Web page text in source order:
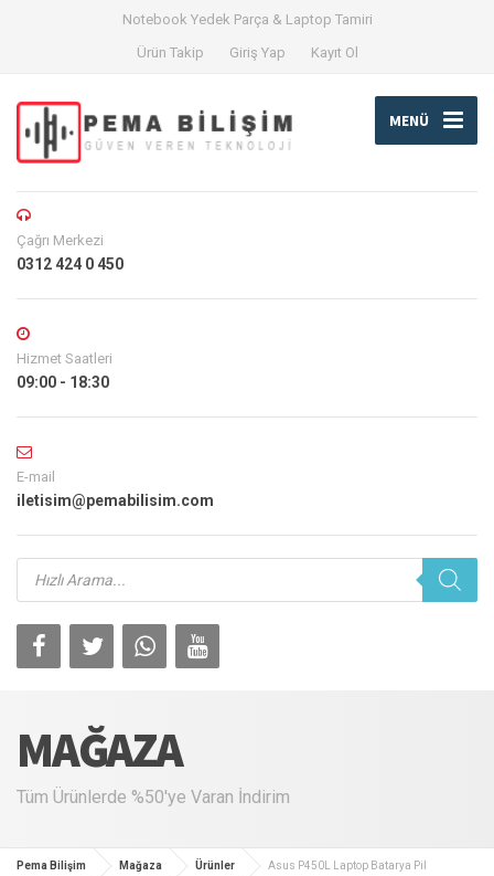
Notebook Yedek Parça & Laptop Tamiri
Ürün Takip
Giriş Yap Kayıt Ol
MENÜ
Çağrı Merkezi
0312 424 0 450
Hizmet Saatleri
09:00 - 18:30
E-mail
iletisim@pemabilisim.com
Products
search
MAĞAZA
Tüm Ürünlerde %50'ye Varan İndirim
Pema Bilişim Mağaza Ürünler Asus P450L Laptop Batarya Pil